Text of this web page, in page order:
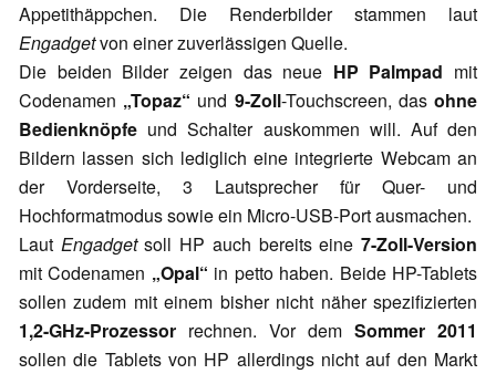
Appetithäppchen. Die Renderbilder stammen laut
Engadgetvon einer zuverlässigen Quelle.
Die beiden Bilder zeigen das neue HP Palmpad mit
Codenamen „Topaz“ und 9-Zoll-Touchscreen, dasohne
Bedienknöpfe und Schalter auskommen will. Auf den
Bildern lassen sich lediglich eine integrierte Webcam an
der Vorderseite, 3 Lautsprecher für Quer- und
Hochformatmodus sowie ein Micro-USB-Port ausmachen.
Laut Engadgetsoll HP auch bereits eine7-Zoll-Version
mit Codenamen „Opal“ in petto haben. Beide HP-Tablets
sollen zudem mit einem bisher nicht näher spezifizierten
1,2-GHz-Prozessor rechnen. Vor dem Sommer 2011
sollen die Tablets von HP allerdings nicht auf den Markt